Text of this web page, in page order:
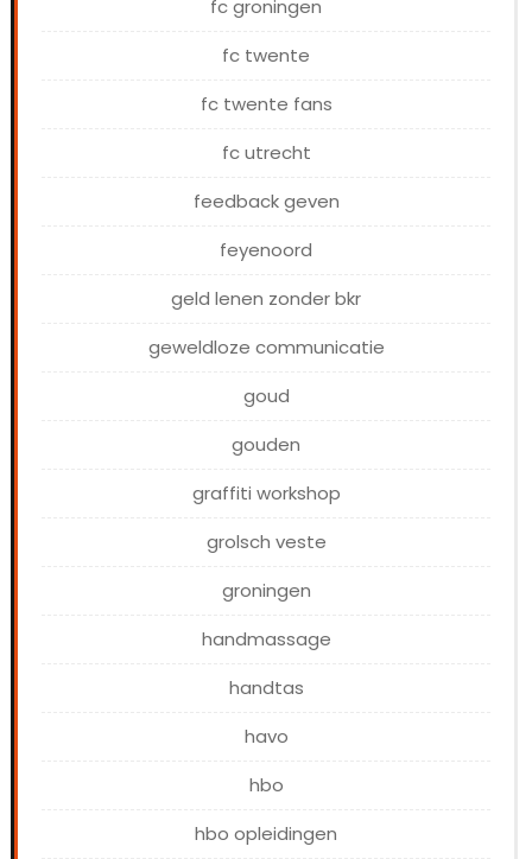
fc groningen
fc twente
fc twente fans
fc utrecht
feedback geven
feyenoord
geld lenen zonder bkr
geweldloze communicatie
goud
gouden
graffiti workshop
grolsch veste
groningen
handmassage
handtas
havo
hbo
hbo opleidingen